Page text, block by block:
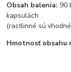
Obsah balenia: 90
kapsulách
(rastlinné sú
Hmotnosť obsahu